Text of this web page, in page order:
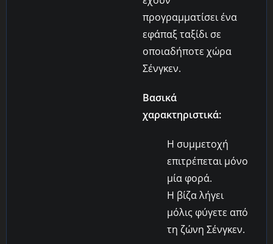
προγραμματίσει ένα
εφάπαξ ταξίδι σε
οποιαδήποτε χώρα
Σένγκεν.
Βασικά
χαρακτηριστικά:
Η συμμετοχή
επιτρέπεται μόνο
μία φορά.
Η βίζα λήγει
μόλις φύγετε από
τη ζώνη Σένγκεν.